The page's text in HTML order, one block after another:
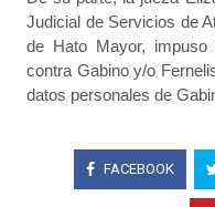
Judicial de Servicios de
de Hato Mayor,
contra Gabino y/o
datos personales de
FACEBOOK